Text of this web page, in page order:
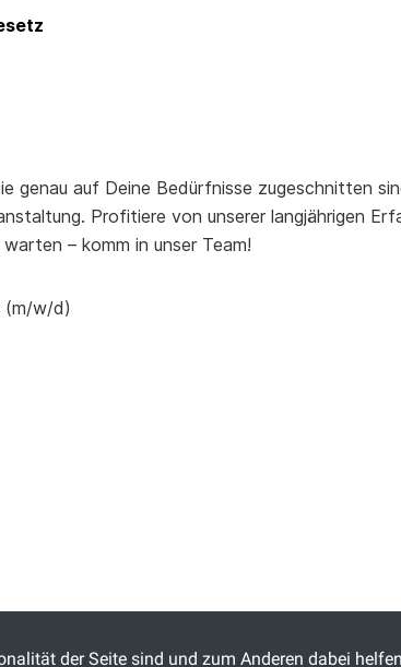
auf Deine Bedürfnisse zugeschnitten
Profitiere von unserer langjährigen
– komm in unser Team!
(m/w/d)
der Seite sind und zum Anderen dabei